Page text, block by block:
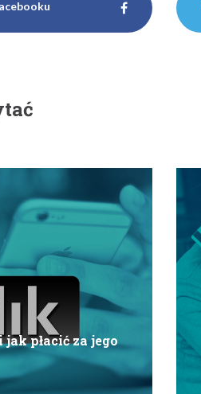
płacić za jego